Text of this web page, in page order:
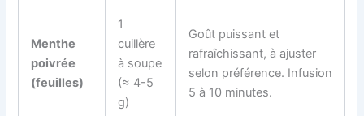
Menthe
poivrée
(feuilles)
1
cuillère
à soupe
(≈ 4-5
g)
Goût puissant et
rafraîchissant, à ajuster
selon préférence. Infusion
5 à 10 minutes.